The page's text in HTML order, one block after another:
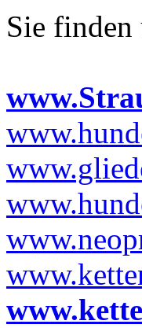
Sie finden